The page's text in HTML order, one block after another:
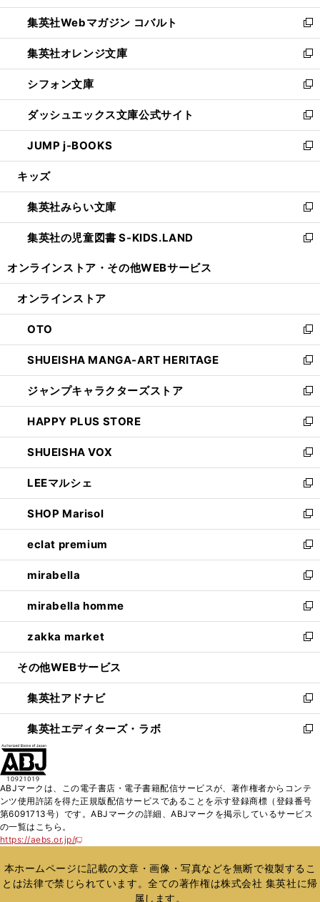
開
く
ウ
で
開
く
ン
ド
ウ
で
開
く
ウ
ィ
ン
ド
ウ
で
開
く
集英社Webマガジン コバルト
新
し
い
ウ
ィ
ン
ド
ウ
で
開
集英社オレンジ文庫
新
し
い
ウ
ィ
ン
ド
ウ
開
く
シフォン文庫
新
し
い
ウ
ィ
ン
ウ
で
開
く
ダッシュエックス文庫公式サイト
新
し
い
ウ
ン
ド
ウ
で
JUMP j-BOOKS
新
し
ウ
ィ
ン
ド
開
キッズ
集英社みらい文庫
新
し
い
ン
ウ
で
開
く
集英社の児童図書 S-KIDS.LAND
新
ウ
ン
ド
ウ
で
開
く
オンラインストア・ その他WEBサービス
オンラインストア
OTO
新
し
い
ウ
ィ
ン
ド
ウ
で
開
く
SHUEISHA MANGA-ART HERITAGE
新
し
い
ウ
ィ
ン
ド
ウ
で
開
く
ジャンプキャラクターズストア
新
し
い
ウ
ィ
ン
ド
ウ
で
開
く
HAPPY PLUS STORE
新
し
い
ウ
ィ
ン
ド
ウ
で
開
く
SHUEISHA VOX
新
し
い
ウ
ィ
ン
ド
ウ
で
開
く
LEEマルシェ
新
し
い
ウ
ィ
ン
ド
ウ
で
開
く
SHOP Marisol
新
し
い
ウ
ィ
ン
ド
ウ
で
開
eclat premium
新
し
い
ウ
ィ
ン
ド
ウ
開
く
mirabella
新
し
い
ウ
ィ
ン
ウ
で
開
く
mirabella homme
新
し
い
ウ
ン
ド
ウ
で
zakka market
新
し
ウ
ィ
ン
ド
く
その他WEBサービス
集英社アドナビ
新
し
い
ド
ウ
で
集英社エディターズ・ラボ
新
ィ
ン
ド
開
く
ABJマークは、この電子書店・電子書籍配信サービスが、著作権者からコンテ
ンツ使用許諾を得た正規版配信サービスであることを示す登録商標（登録番号
第6091713号）です。ABJマークの詳細、ABJマークを掲示しているサービス
の一覧はこちら。
https://aebs.or.jp/
新
い
ウ
ィ
本ホームページに記載の文章・画像・写真などを無断で複製するこ
とは法律で禁じられています。全ての著作権は株式会社 集英社に帰
属します。